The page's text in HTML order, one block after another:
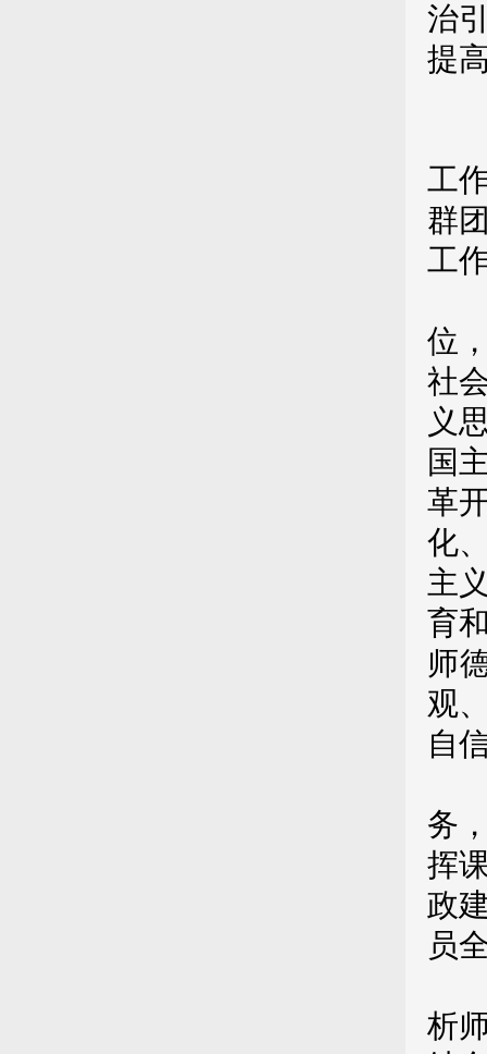
治
提
工
群
工
位
社
义
国
革
化
主
育
师
观
自
务
挥
政
员
析